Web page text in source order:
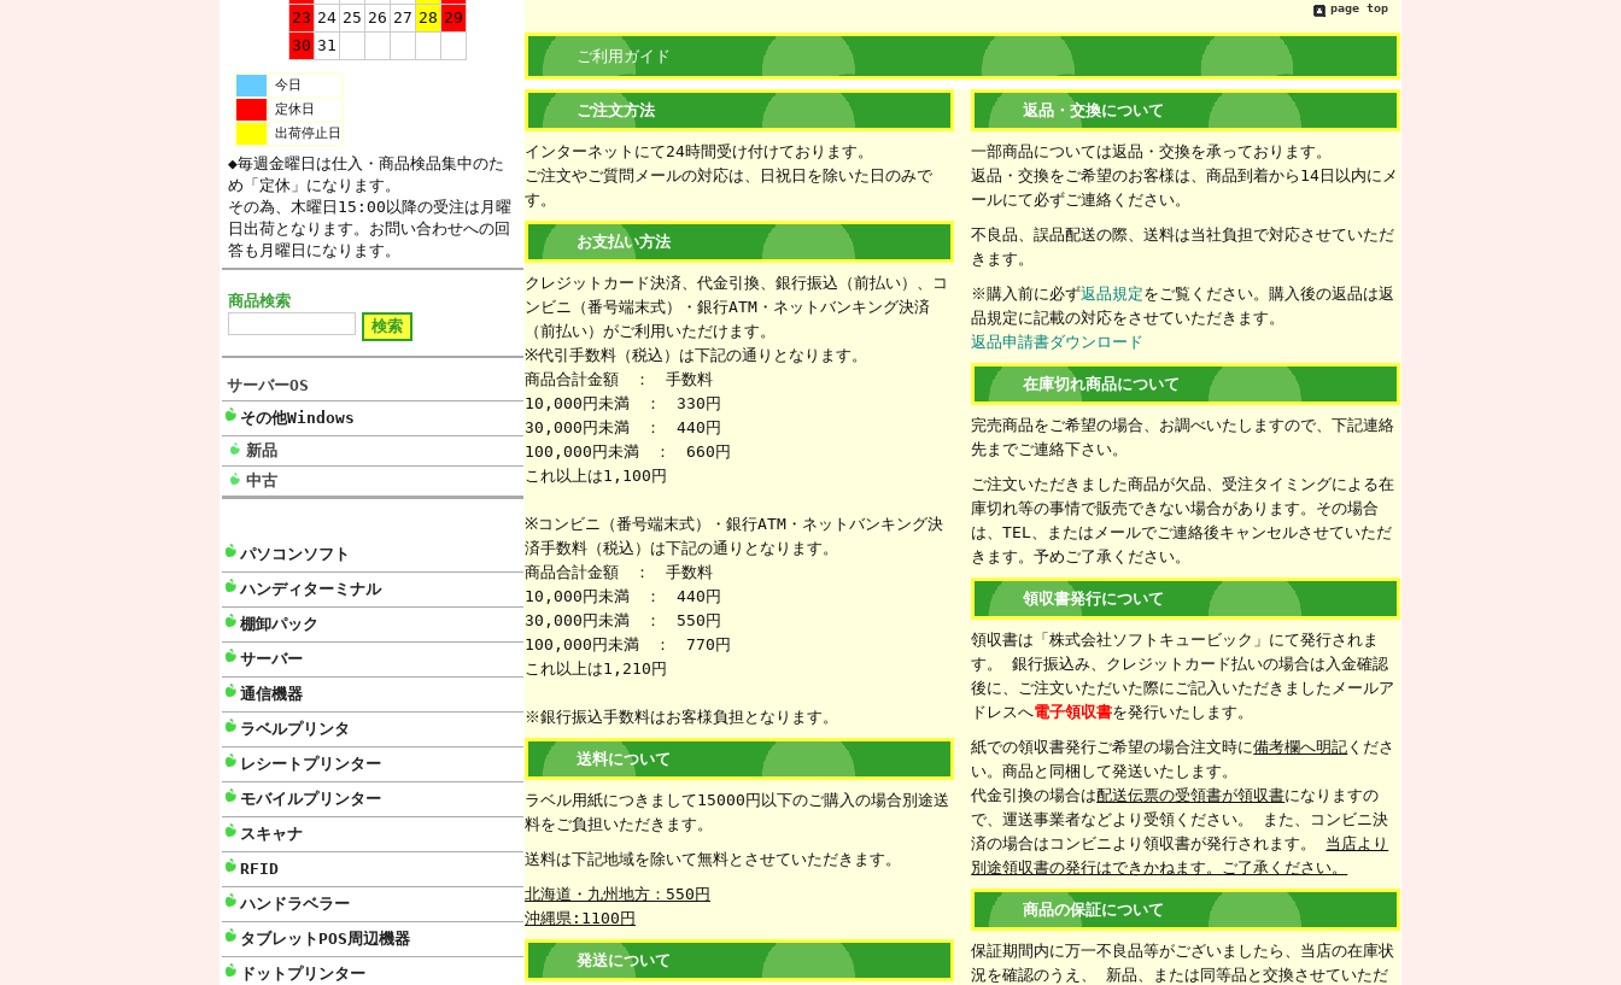
23 24 25 26 27 28 29
30 31
今日
定休日
出荷停止日
◆毎週金曜日は仕入・商品検品集中のた
め「定休」になります。
その為、木曜日15:00以降の受注は月曜
日出荷となります。お問い合わせへの回
答も月曜日になります。
商品検索
サーバーOS
その他Windows
新品
中古
パソコンソフト
ハンディターミナル
棚卸パック
サーバー
通信機器
ラベルプリンタ
レシートプリンター
モバイルプリンター
スキャナ
RFID
ハンドラベラー
タブレットPOS周辺機器
ドットプリンター
page top
ご利用ガイド
ご注文方法
インターネットにて24時間受け付けております。
ご注文やご質問メールの対応は、日祝日を除いた日のみで
す。
お支払い方法
クレジットカード決済、代金引換、銀行振込（前払い）、コ
ンビニ（番号端末式）・銀行ATM・ネットバンキング決済
（前払い）がご利用いただけます。
※代引手数料（税込）は下記の通りとなります。
商品合計金額 ： 手数料
10,000円未満 ： 330円
30,000円未満 ： 440円
100,000円未満 ： 660円
これ以上は1,100円
※コンビニ（番号端末式）・銀行ATM・ネットバンキング決
済手数料（税込）は下記の通りとなります。
商品合計金額 ： 手数料
10,000円未満 ： 440円
30,000円未満 ： 550円
100,000円未満 ： 770円
これ以上は1,210円
※銀行振込手数料はお客様負担となります。
送料について
ラベル用紙につきまして15000円以下のご購入の場合別途送
料をご負担いただきます。
送料は下記地域を除いて無料とさせていただきます。
北海道・九州地方：550円
沖縄県:1100円
発送について
返品・交換について
一部商品については返品・交換を承っております。
返品・交換をご希望のお客様は、商品到着から14日以内にメ
ールにて必ずご連絡ください。
不良品、誤品配送の際、送料は当社負担で対応させていただ
きます。
※購入前に必ず返品規定をご覧ください。購入後の返品は返
品規定に記載の対応をさせていただきます。
返品申請書ダウンロード
在庫切れ商品について
完売商品をご希望の場合、お調べいたしますので、下記連絡
先までご連絡下さい。
ご注文いただきました商品が欠品、受注タイミングによる在
庫切れ等の事情で販売できない場合があります。その場合
は、TEL、またはメールでご連絡後キャンセルさせていただ
きます。予めご了承ください。
領収書発行について
領収書は「株式会社ソフトキュービック」にて発行されま
す。 銀行振込み、クレジットカード払いの場合は入金確認
後に、ご注文いただいた際にご記入いただきましたメールア
ドレスへ電子領収書を発行いたします。
紙での領収書発行ご希望の場合注文時に備考欄へ明記 くださ
い。商品と同梱して発送いたします。
代金引換の場合は配送伝票の受領書が領収書になりますの
で、運送事業者などより受領ください。 また、コンビニ決
済の場合はコンビニより領収書が発行されます。 当店より
別途領収書の発行はできかねます。ご了承ください。
商品の保証について
保証期間内に万一不良品等がございましたら、当店の在庫状
況を確認のうえ、 新品、または同等品と交換させていただ